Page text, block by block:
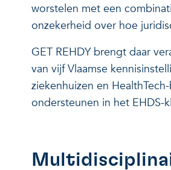
worstelen met een
onzekerheid over hoe
GET REHDY brengt daar
van vijf Vlaamse
ziekenhuizen en
ondersteunen in het